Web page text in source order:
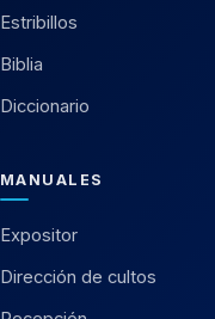
Estribillos
Biblia
Diccionario
MANUALES
Expositor
Dirección de cultos